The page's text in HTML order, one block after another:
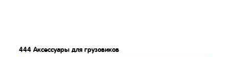
444 Аксессуары для грузовиков